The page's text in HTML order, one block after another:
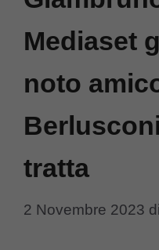
Mediaset
noto
tratta
2 Novembre 2023 di